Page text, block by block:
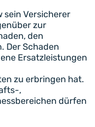
sein Versicherer
zur
den
Der Schaden
Ersatzleistungen
zu erbringen hat.
,
dürfen